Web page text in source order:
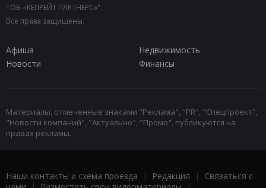
ТОВ «КЕПРЕЙТ ПАРТНЕРС»".
Все права защищены.
Афиша
Недвижимость
Новости
Финансы
Материалы, отмеченные знаками "Реклама", "PR", "Спецпроект",
"Новости компаний", "Актуально", "Промо", публикуются на
правах рекламы.
Наши контакты и схема проезда | Редакция | Связаться с